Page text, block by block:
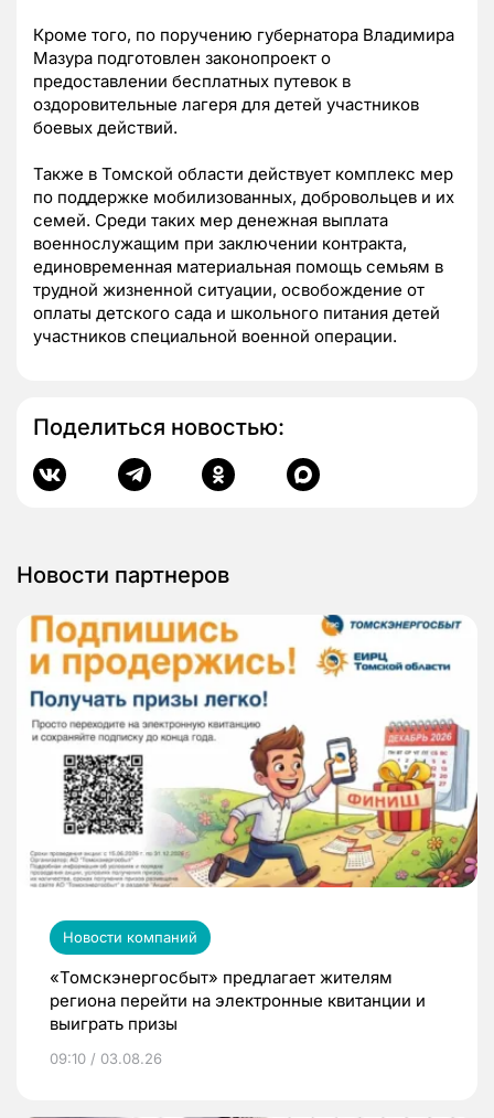
Кроме того, по поручению губернатора Владимира
Мазура подготовлен законопроект о
предоставлении бесплатных путевок в
оздоровительные лагеря для детей участников
боевых действий.
Также в Томской области действует комплекс мер
по поддержке мобилизованных, добровольцев и их
семей. Среди таких мер денежная выплата
военнослужащим при заключении контракта,
единовременная материальная помощь семьям в
трудной жизненной ситуации, освобождение от
оплаты детского сада и школьного питания детей
участников специальной военной операции.
Поделиться новостью:
Новости партнеров
Новости компаний
«Томскэнергосбыт» предлагает жителям
региона перейти на электронные квитанции и
выиграть призы
09:10 / 03.08.26